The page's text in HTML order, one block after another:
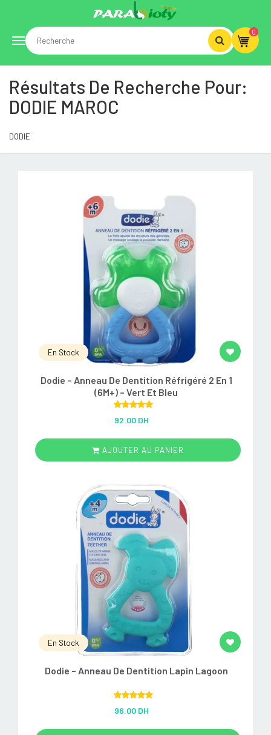
Toggle
navigation
0
Résultats De Recherche Pour:
DODIE MAROC
DODIE
En Stock
Dodie – Anneau De Dentition Réfrigéré 2 En 1
(6M+) – Vert Et Bleu
out of 5
92.00 DH
AJOUTER AU PANIER
En Stock
Dodie – Anneau De Dentition Lapin Lagoon
out of 5
96.00 DH